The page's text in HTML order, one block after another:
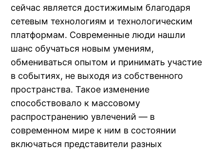
сейчас является достижимым благодаря
сетевым технологиям и технологическим
платформам. Современные люди нашли
шанс обучаться новым умениям,
обмениваться опытом и принимать участие
в событиях, не выходя из собственного
пространства. Такое изменение
способствовало к массовому
распространению увлечений — в
современном мире к ним в состоянии
включаться представители разных